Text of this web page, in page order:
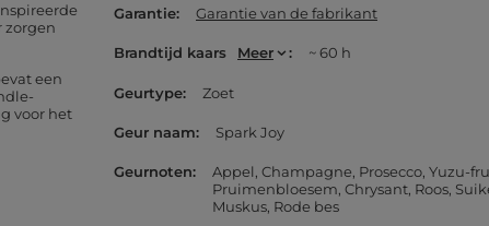
zorgen
een
voor het
Garantie Garantie van de fabrikant
Brandtijd kaars Meer ~ 60 h
Geurtype Zoet
Geur naam Spark Joy
Geurnoten Appel Champagne Prosecco Yuzu-
Pruimenbloesem Chrysant Roos
Muskus Rode bes